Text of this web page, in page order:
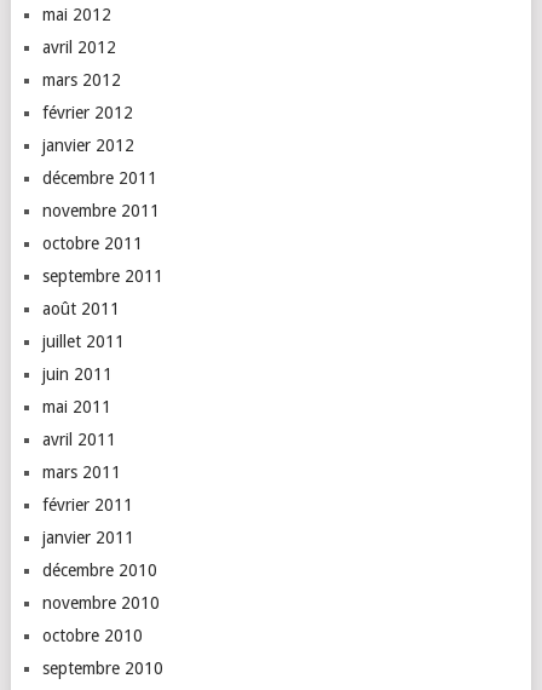
mai 2012
avril 2012
mars 2012
février 2012
janvier 2012
décembre 2011
novembre 2011
octobre 2011
septembre 2011
août 2011
juillet 2011
juin 2011
mai 2011
avril 2011
mars 2011
février 2011
janvier 2011
décembre 2010
novembre 2010
octobre 2010
septembre 2010